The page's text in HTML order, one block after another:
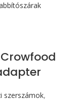
szerszámok,